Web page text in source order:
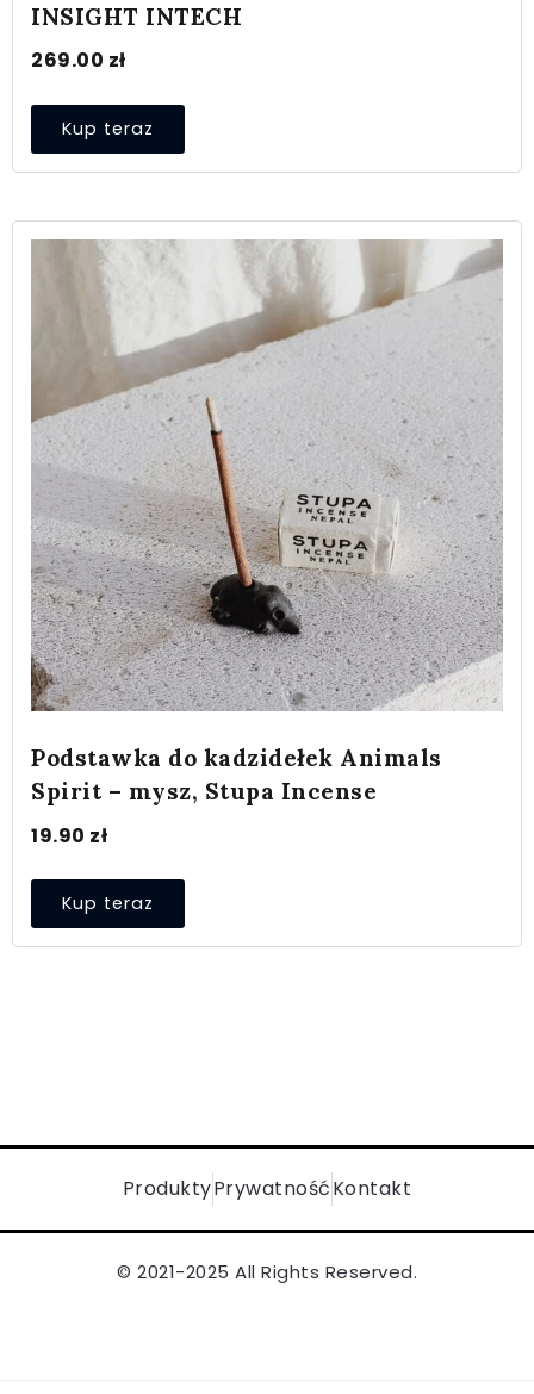
INSIGHT INTECH
269.00 zł
Kup teraz
Podstawka do kadzidełek Animals
Spirit – mysz, Stupa Incense
19.90 zł
Kup teraz
ProduktyPrywatnośćKontakt
© 2021-2025 All Rights Reserved.